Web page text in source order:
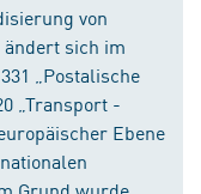
von
sich im
„Postalische
„Transport -
Ebene